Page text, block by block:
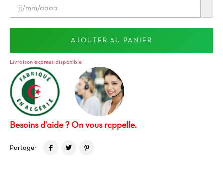
AJOUTER AU PANIER
Livraison express disponible
Besoins d'aide ? On vous rappelle.
Partager